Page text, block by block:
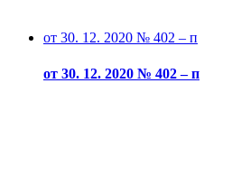
от 30. 12. 2020 № 402 – п
от 30. 12. 2020 № 402 – п